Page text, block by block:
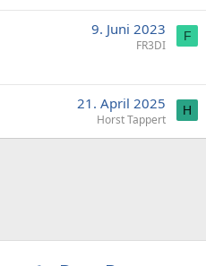
9. Juni 2023
FR3DI
F
21. April 2025
Horst Tappert
H